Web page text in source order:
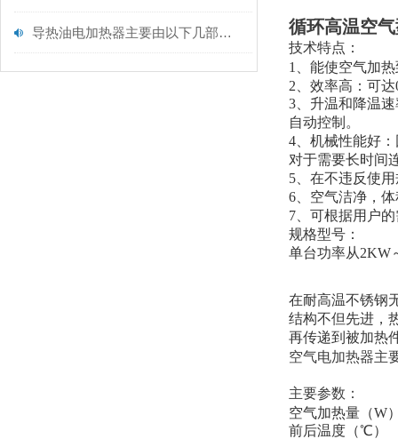
导热油电加热器主要由以下几部分构成 循环高温空
技术特点：
1、能使空气加
2、效率高：可
3、升温和降温
自动控制。
4、机械性能好
对于需要长时间
5、在不违反使
6、空气洁净，
7、可根据用户
规格型号：
单台功率从2KW
在耐高温不锈钢
结构不但先进，
再传递到被加热
空气电加热器主
主要参数：
空气加热量（W
前后温度（℃）